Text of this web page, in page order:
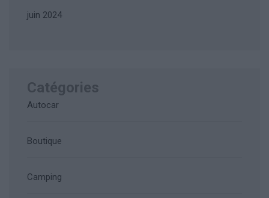
juin 2024
Catégories
Autocar
Boutique
Camping